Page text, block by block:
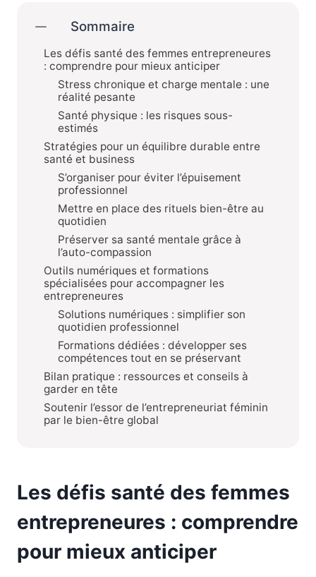
Sommaire
Les défis santé des femmes entrepreneures
: comprendre pour mieux anticiper
Stress chronique et charge mentale : une
réalité pesante
Santé physique : les risques sous-
estimés
Stratégies pour un équilibre durable entre
santé et business
S’organiser pour éviter l’épuisement
professionnel
Mettre en place des rituels bien-être au
quotidien
Préserver sa santé mentale grâce à
l’auto-compassion
Outils numériques et formations
spécialisées pour accompagner les
entrepreneures
Solutions numériques : simplifier son
quotidien professionnel
Formations dédiées : développer ses
compétences tout en se préservant
Bilan pratique : ressources et conseils à
garder en tête
Soutenir l’essor de l’entrepreneuriat féminin
par le bien-être global
Les défis santé des femmes
entrepreneures : comprendre
pour mieux anticiper